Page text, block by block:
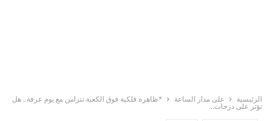
الرئيسية على مدار الساعة
*ظاهرة فلكية فوق الكعبة تتزامن مع يوم عرفة.. هل
تؤثر على درجات...